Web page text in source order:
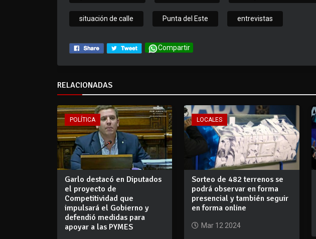
situación de calle Punta del Este entrevistas
Compartir
RELACIONADAS
POLÍTICA
Garlo destacó en Diputados
el proyecto de
Competitividad que
impulsará el Gobierno y
defendió medidas para
apoyar a las PYMES
LOCALES
Sorteo de 482 terrenos se
podrá observar en forma
presencial y también seguir
en forma online
Mar 12 2024